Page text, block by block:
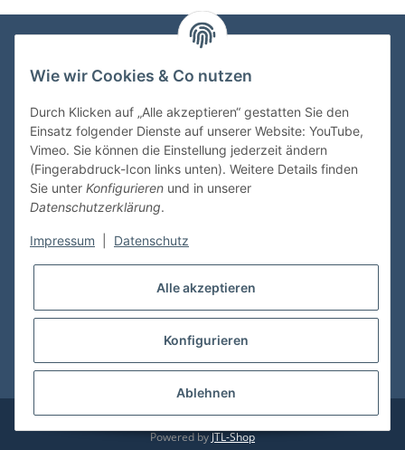
VDMedien24.de
Kasernenstraße 6-10
66482 Zweibrücken
Tel. 06332 72710
eMail: heinz.nickel@vdmedien.de
Shop Service
* Alle Preise inkl. gesetzlicher USt., zzgl.Versand
© vdmedien24.de Besucherzähler: 10727920
Powered by JTL-Shop
Wie wir Cookies & Co nutzen
Durch Klicken auf „Alle akzeptieren“ gestatten Sie den
Einsatz folgender Dienste auf unserer Website: YouTube,
Vimeo. Sie können die Einstellung jederzeit ändern
(Fingerabdruck-Icon links unten). Weitere Details finden
Sie unter Konfigurieren und in unserer
Datenschutzerklärung.
Impressum Datenschutz
Alle akzeptieren
Konfigurieren
Ablehnen